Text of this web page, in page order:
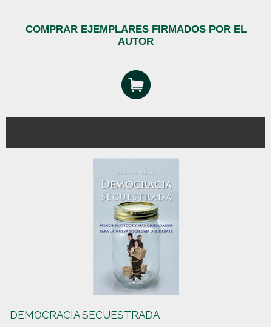
COMPRAR EJEMPLARES FIRMADOS POR EL
AUTOR
DEMOCRACIA SECUESTRADA